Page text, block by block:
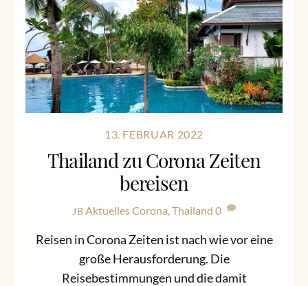
13. FEBRUAR 2022
Thailand zu Corona Zeiten
bereisen
JB AktuellesCorona ,Thailand 0
Reisen in Corona Zeiten ist nach wie vor eine
große Herausforderung. Die
Reisebestimmungen und die damit